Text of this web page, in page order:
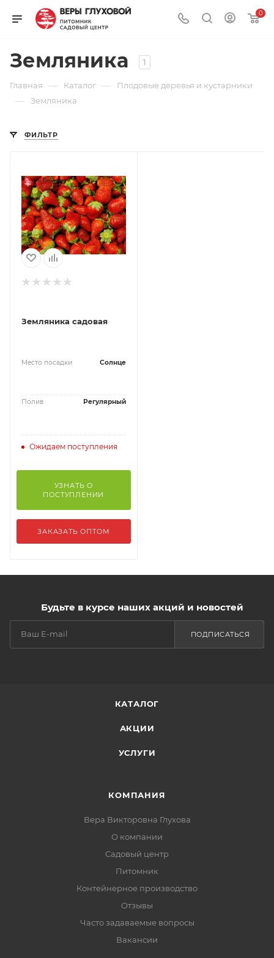
0
Земляника 1
Главная — Каталог — Плодовые деревья и кустарники
— Земляника
ФИЛЬТР
Земляника садовая
Место посадки Солнце
Полив Регулярный
Ожидаем поступления
УЗНАТЬ О
ПОСТУПЛЕНИИ
ЗАКАЗАТЬ ОПТОМ
Будьте в курсе наших акций и новостей
ПОДПИСАТЬСЯ
КАТАЛОГ
АКЦИИ
УСЛУГИ
КОМПАНИЯ
Вера Викторовна Глухова
О компании
Садовый центр
Питомник
Контейнерное производство
Отзывы
Часто задаваемые вопросы
Вакансии